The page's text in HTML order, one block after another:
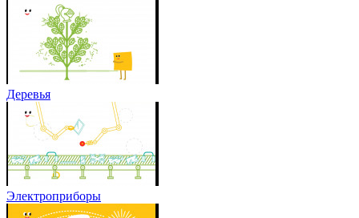
Деревья
Электроприборы